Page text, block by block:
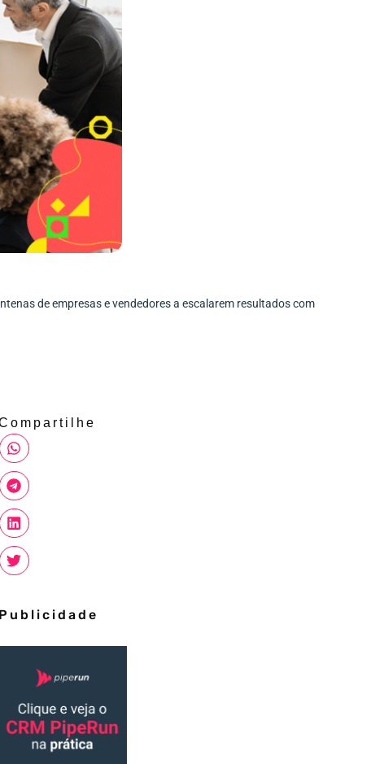
de empresas e vendedores a escalarem resultados com
Publicidade